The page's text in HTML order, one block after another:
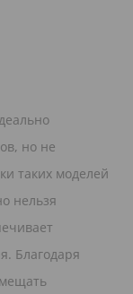
но не
таких моделей
нельзя
Благодаря